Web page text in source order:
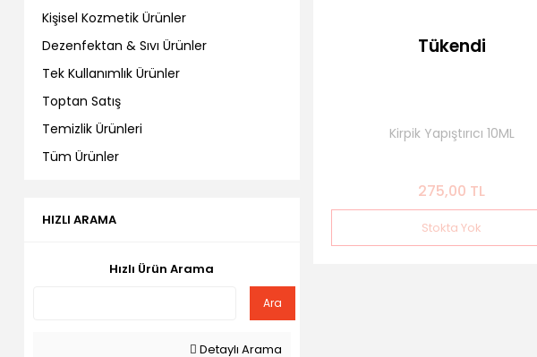
Kişisel Kozmetik Ürünler
Dezenfektan & Sıvı Ürünler
Tek Kullanımlık Ürünler
Toptan Satış
Temizlik Ürünleri
Tüm Ürünler
HIZLI ARAMA
Hızlı Ürün Arama
Ara
Detaylı Arama
Tükendi
Kirpik Yapıştırıcı 10ML
275,00 TL
Stokta Yok